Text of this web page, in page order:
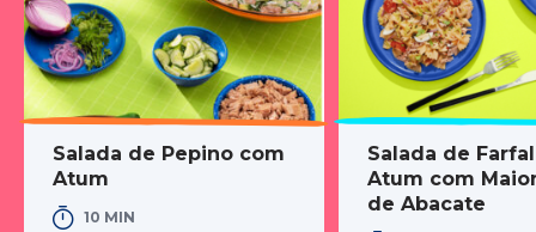
Salada de Pepino com
Atum
10 MIN
Salada de
Atum com
de Abacate